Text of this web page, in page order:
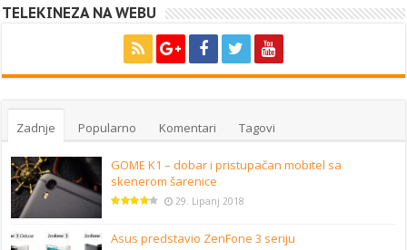
TELEKINEZA NA WEBU
Zadnje Popularno Komentari Tagovi
GOME K1 – dobar i pristupačan mobitel sa
skenerom šarenice
29. Lipanj 2018
Asus predstavio ZenFone 3 seriju